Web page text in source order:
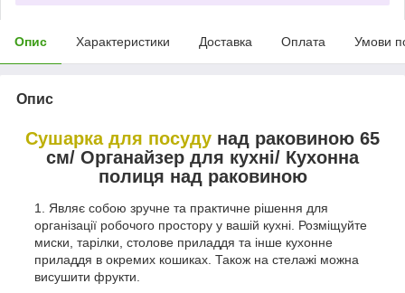
Опис Характеристики Доставка Оплата Умови
Опис
Сушарка для посуду над раковиною 65
см/ Органайзер для кухні/ Кухонна
полиця над раковиною
Являє собою зручне та практичне рішення для
організації робочого простору у вашій кухні. Розміщуйте
миски, тарілки, столове приладдя та інше кухонне
приладдя в окремих кошиках. Також на стелажі можна
висушити фрукти.